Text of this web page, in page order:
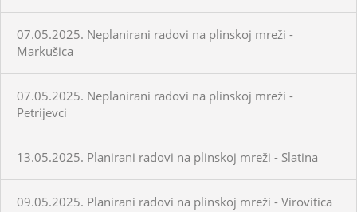
07.05.2025. Neplanirani radovi na plinskoj mreži -
Markušica
07.05.2025. Neplanirani radovi na plinskoj mreži -
Petrijevci
13.05.2025. Planirani radovi na plinskoj mreži - Slatina
09.05.2025. Planirani radovi na plinskoj mreži - Virovitica